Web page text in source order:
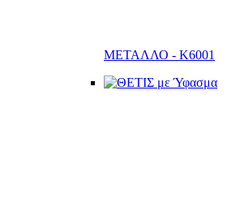
ΜΕΤΑΛΛΟ - K6001